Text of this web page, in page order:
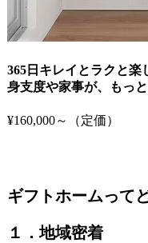
365日キレイとラクと楽
身支度や家事が、もっ
¥160,000～（定価）
ギフトホームって
１．地域密着